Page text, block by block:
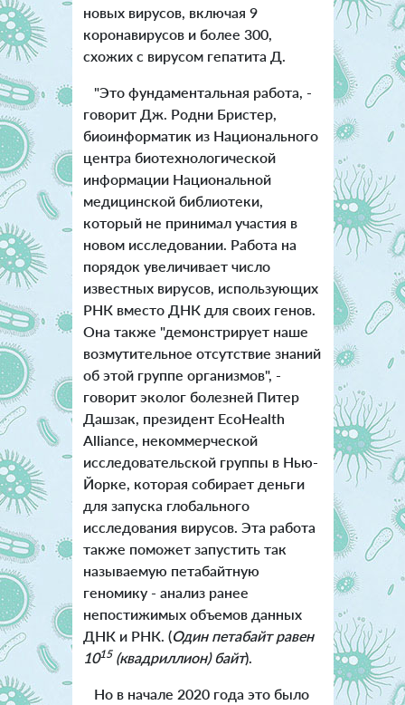
новых вирусов, включая 9
коронавирусов и более 300,
схожих с вирусом гепатита Д.
"Это фундаментальная работа, -
говорит Дж. Родни Бристер,
биоинформатик из Национального
центра биотехнологической
информации Национальной
медицинской библиотеки,
который не принимал участия в
новом исследовании. Работа на
порядок увеличивает число
известных вирусов, использующих
РНК вместо ДНК для своих генов.
Она также "демонстрирует наше
возмутительное отсутствие знаний
об этой группе организмов", -
говорит эколог болезней Питер
Дашзак, президент EcoHealth
Alliance, некоммерческой
исследовательской группы в Нью-
Йорке, которая собирает деньги
для запуска глобального
исследования вирусов. Эта работа
также поможет запустить так
называемую петабайтную
геномику - анализ ранее
непостижимых объемов данных
ДНК и РНК. (Один петабайт равен
1015(квадриллион) байт).
Но в начале 2020 года это было